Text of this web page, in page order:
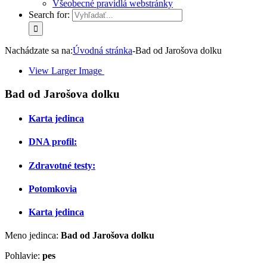
Všeobecné pravidlá webstránky
Search for:
Nachádzate sa na:Úvodná stránka-Bad od Jarošova dolku
View Larger Image
Bad od Jarošova dolku
Karta jedinca
DNA profil:
Zdravotné testy:
Potomkovia
Karta jedinca
Meno jedinca: Bad od Jarošova dolku
Pohlavie: pes